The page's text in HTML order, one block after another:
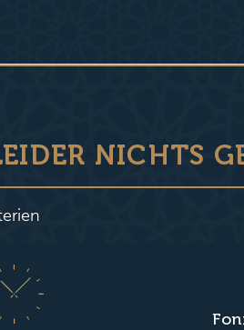
NICHTS